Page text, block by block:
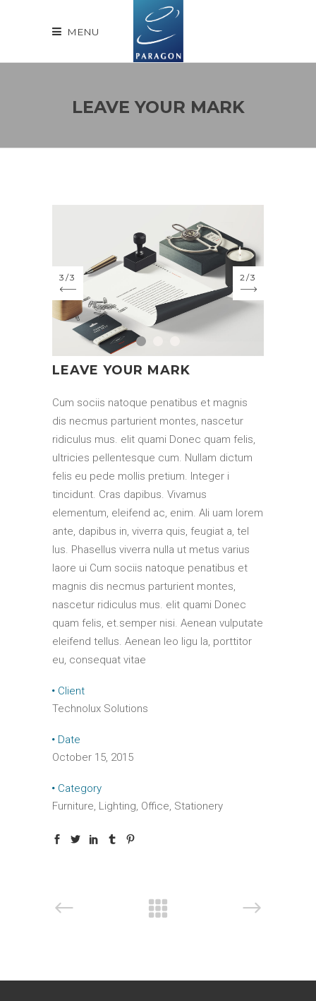
MENU
LEAVE YOUR MARK
3 /3 2 /3
LEAVE YOUR MARK
Cum sociis natoque penatibus et magnis
dis necmus parturient montes, nascetur
ridiculus mus. elit quami Donec quam felis,
ultricies pellentesque cum. Nullam dictum
felis eu pede mollis pretium. Integer i
tincidunt. Cras dapibus. Vivamus
elementum, eleifend ac, enim. Ali uam lorem
ante, dapibus in, viverra quis, feugiat a, tel
lus. Phasellus viverra nulla ut metus varius
laore ui Cum sociis natoque penatibus et
magnis dis necmus parturient montes,
nascetur ridiculus mus. elit quami Donec
quam felis, et.semper nisi. Aenean vulputate
eleifend tellus. Aenean leo ligu la, porttitor
eu, consequat vitae
Client
Technolux Solutions
Date
October 15, 2015
Category
Furniture, Lighting, Office, Stationery